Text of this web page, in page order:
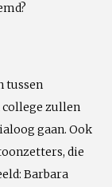
tussen
college zullen
gaan. Ook
die
Barbara